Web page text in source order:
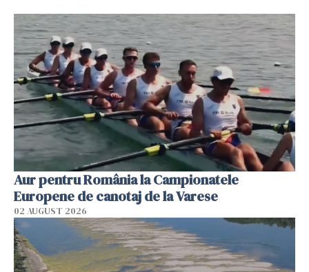
Aur pentru România la Campionatele
Europene de canotaj de la Varese
02 AUGUST 2026